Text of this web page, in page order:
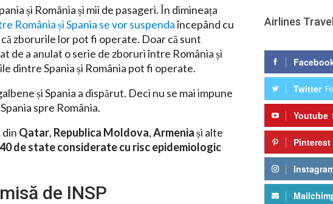
și România și mii de pasageri. În dimineața
România și Spania se vor suspendaîncepând cu
zborurile lor pot fi operate. Doar că sunt
de a anulat o serie de zboruri între România și
dintre Spania și România pot fi operate.
și Spania a dispărut. Deci nu se mai impune
spre România.
din Qatar, Republica Moldova,Armeniași alte
de state considerate cu risc epidemiologic
de INSP
Airlines
Twitter
Youtube
Pinterest